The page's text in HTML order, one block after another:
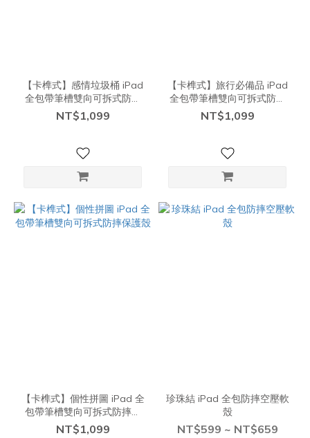
【卡榫式】感情垃圾桶 iPad
全包帶筆槽雙向可拆式防摔
保護殼
NT$1,099
【卡榫式】旅行必備品 iPad
全包帶筆槽雙向可拆式防摔
保護殼
NT$1,099
【卡榫式】個性拼圖 iPad 全
包帶筆槽雙向可拆式防摔保
護殼
NT$1,099
珍珠結 iPad 全包防摔空壓軟
殼
NT$599 ~ NT$659